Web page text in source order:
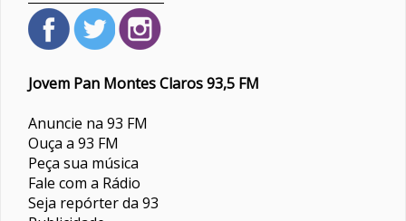
Jovem Pan Montes Claros 93,5 FM
Anuncie na 93 FM
Ouça a 93 FM
Peça sua música
Fale com a Rádio
Seja repórter da 93